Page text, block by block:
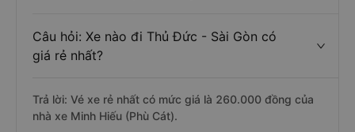
Câu hỏi: Xe nào đi Thủ Đức - Sài Gòn có
giá rẻ nhất?
Trả lời: Vé xe rẻ nhất có mức giá là 260.000 đồng của
nhà xe Minh Hiếu (Phù Cát).